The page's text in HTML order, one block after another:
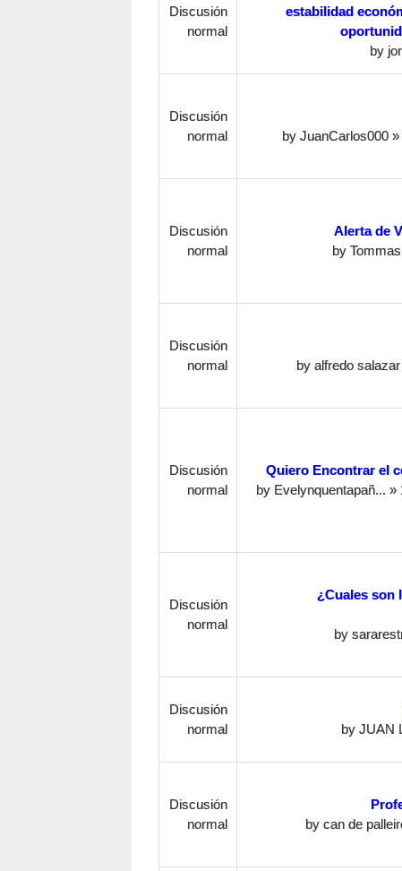
Discusión
normal
estabilidad
by
Discusión
normal
by JuanCarlos000»
Discusión
normal
Alerta de
by
Discusión
normal
by alfredo salazar
Discusión
normal
Quiero Encontrar el
by Evelynquentapañ... »
Discusión
normal
¿Cuales son
by
Discusión
normal
by JUAN
Discusión
normal
by can de